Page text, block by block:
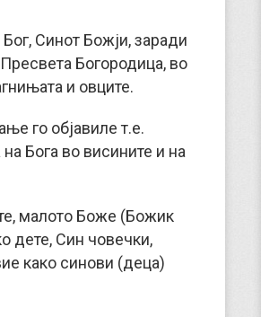
Синот Божји, заради
Богородица, во
и овците.
го објавиле т.е.
Бога во висините и на
малото Боже (Божик
дете, Син човечки,
како синови (деца)